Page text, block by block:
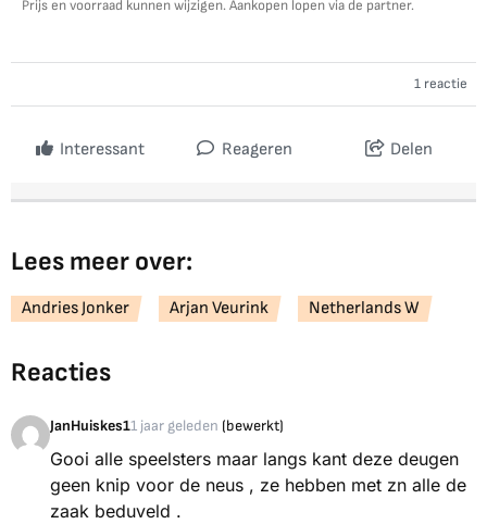
Prijs en voorraad kunnen wijzigen. Aankopen lopen via de partner.
1 reactie
Interessant Reageren Delen
Lees meer over:
Andries Jonker Arjan Veurink Netherlands W
Reacties
JanHuiskes11 jaar geleden (bewerkt)
Gooi alle speelsters maar langs kant deze deugen
geen knip voor de neus , ze hebben met zn alle de
zaak beduveld .